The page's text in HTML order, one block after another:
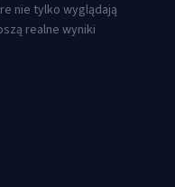
nie tylko wyglądają
realne wyniki